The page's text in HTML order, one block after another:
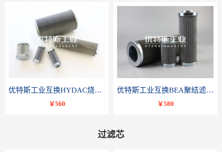
优特斯工业互换HYDAC烧结滤芯318081 060-DR-100-D-V
￥560
优特斯工业互换BEA聚结滤芯FCR-4002-RC
￥580
过滤芯